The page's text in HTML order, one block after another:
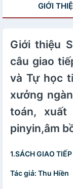
GIỚI
Giới thiệu
câu giao
và Tự học
xưởng
toán, xuất
pinyin,âm
1.SÁCH GIAO
Tác giả: Thu Hiền